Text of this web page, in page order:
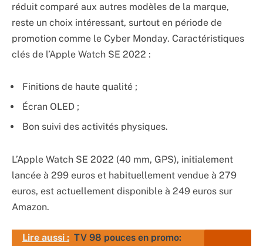
réduit comparé aux autres modèles de la marque,
reste un choix intéressant, surtout en période de
promotion comme le Cyber Monday. Caractéristiques
clés de l’Apple Watch SE 2022 :
Finitions de haute qualité ;
Écran OLED ;
Bon suivi des activités physiques.
L’Apple Watch SE 2022 (40 mm, GPS), initialement
lancée à 299 euros et habituellement vendue à 279
euros, est actuellement disponible à 249 euros sur
Amazon.
Lire aussi : TV 98 pouces en promo: